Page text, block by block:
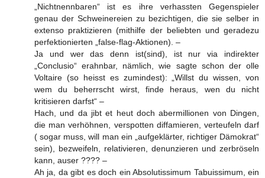
„Nichtnennbaren“ ist es ihre verhassten Gegenspieler
genau der Schweinereien zu bezichtigen, die sie selber in
extenso praktizieren (mithilfe der beliebten und geradezu
perfektionierten „false-flag-Aktionen). –
Ja und wer das denn ist(sind), ist nur via indirekter
„Conclusio“ erahnbar, nämlich, wie sagte schon der olle
Voltaire (so heisst es zumindest): „Willst du wissen, von
wem du beherrscht wirst, finde heraus, wen du nicht
kritisieren darfst“ –
Hach, und da jibt et heut doch abermillionen von Dingen,
die man verhöhnen, verspotten diffamieren, verteufeln darf
( sogar muss, will man ein „aufgeklärter, richtiger Dämokrat“
sein), bezweifeln, relativieren, denunzieren und zerbröseln
kann, auser ???? –
Ah ja, da gibt es doch ein Absolutissimum Tabuissimum, ein